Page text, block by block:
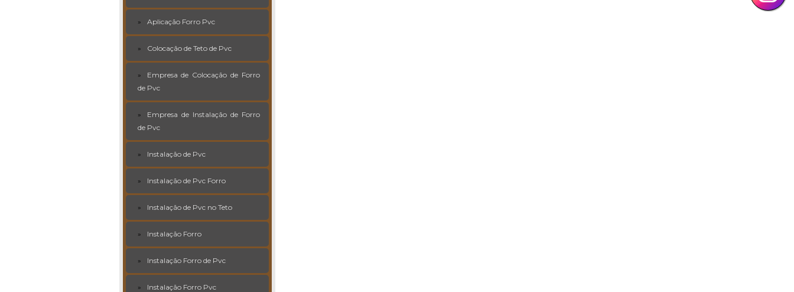
Aplicação Forro Pvc
Colocação de Teto de Pvc
Empresa de Colocação de Forro
de Pvc
Empresa de Instalação de Forro
de Pvc
Instalação de Pvc
Instalação de Pvc Forro
Instalação de Pvc no Teto
Instalação Forro
Instalação Forro de Pvc
Instalação Forro Pvc